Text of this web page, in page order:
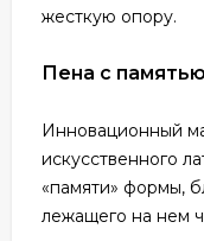
жесткую опору.
Пена с памятью
Инновационный
искусственного
«памяти» формы,
лежащего на нем